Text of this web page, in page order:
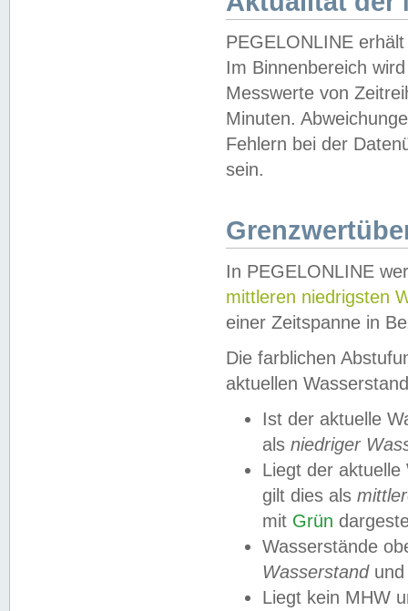
PEGELONLINE
Im Binnenbereich
Messwerte von
Minuten.
Fehlern bei der
sein.
In PEGELONLINE
mittleren niedrigsten
einer Zeitspanne in
Die farblichen
aktuellen
Ist der aktuelle
als niedriger
Liegt der
gilt dies als
mit Grün
Wasserstände
Wasserstandund
Liegt kein MHW